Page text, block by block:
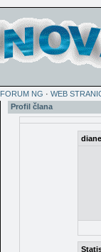
FORUM NG · WEB
Profil člana